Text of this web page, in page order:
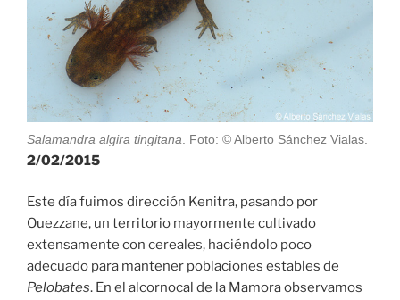
Salamandra algira tingitana . Foto: © Alberto Sánchez Vialas.
2/02/2015
Este día fuimos dirección Kenitra, pasando por
Ouezzane, un territorio mayormente cultivado
extensamente con cereales, haciéndolo poco
adecuado para mantener poblaciones estables de
Pelobates. En el alcornocal de la Mamora observamos